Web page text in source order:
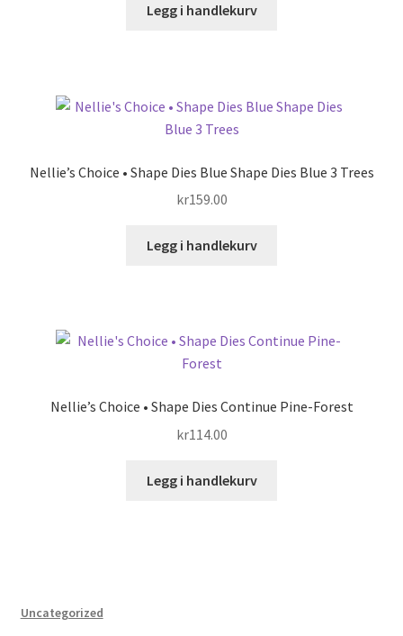
Legg i handlekurv
Nellie’s Choice • Shape Dies Blue Shape Dies Blue 3 Trees
kr159.00
Legg i handlekurv
Nellie’s Choice • Shape Dies Continue Pine-Forest
kr114.00
Legg i handlekurv
Uncategorized